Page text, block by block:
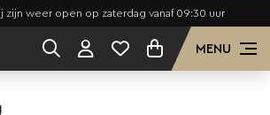
zijn weer open op zaterdag vanaf 09:30 uur
MENU